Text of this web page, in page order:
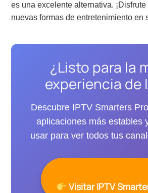
es una excelente alternativa.
nuevas formas de entretenimiento en
¿Listo para la
experiencia de
Descubre IPTV Smarters
aplicaciones más estables
usar para ver todos tus
Visitar IPTV